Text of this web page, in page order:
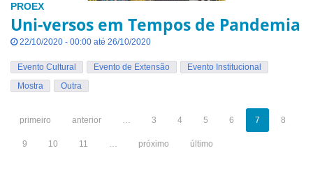
PROEX
Uni-versos em Tempos de Pandemia
22/10/2020 - 00:00 até 26/10/2020
Evento Cultural Evento de Extensão
Evento Institucional
Mostra
Outra
primeiro anterior … 3 4 5 6 7 8
9 10 11 … próximo último